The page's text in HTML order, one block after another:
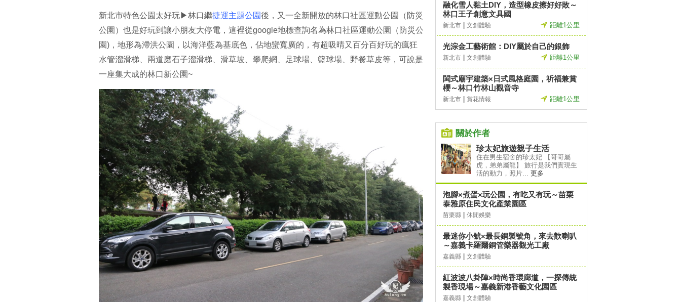
新北市特色公園太好玩▶林口繼捷運主題公園後，又一全新開放的林口社區運動公園（防災
公園）也是好玩到讓小朋友大停電，這裡從google地標查詢名為林口社區運動公園（防災公
園)，地形為滯洪公園，以海洋藍為基底色，佔地蠻寬廣的，有超吸晴又百分百好玩的瘋狂
水管溜滑梯、兩道磨石子溜滑梯、滑草坡、攀爬網、足球場、籃球場、野餐草皮等，可說是
一座集大成的林口新公園~
融化雪人黏土DIY，造型橡皮擦好好敗～
林口王子創意文具國
新北市 文創體驗 距離1公里
光淙金工藝術館：DIY屬於自己的銀飾
新北市 文創體驗 距離1公里
閩式廟宇建築×日式風格庭園，祈福兼賞
櫻～林口竹林山觀音寺
新北市 賞花情報 距離1公里
關於作者
珍太妃旅遊親子生活
住在男生宿舍的珍太妃 【哥哥屬
虎，弟弟屬龍】 旅行是我們實現生
活的動力，照片... 更多
泡腳×煮蛋×玩公園，有吃又有玩～苗栗
泰雅原住民文化產業園區
苗栗縣 休閒娛樂
最迷你小號×最長銅製號角，來去歕喇叭
～嘉義卡羅爾銅管樂器觀光工廠
嘉義縣 文創體驗
紅波波八卦陣×時尚香環廊道，一探傳統
製香現場～嘉義新港香藝文化園區
嘉義縣 文創體驗